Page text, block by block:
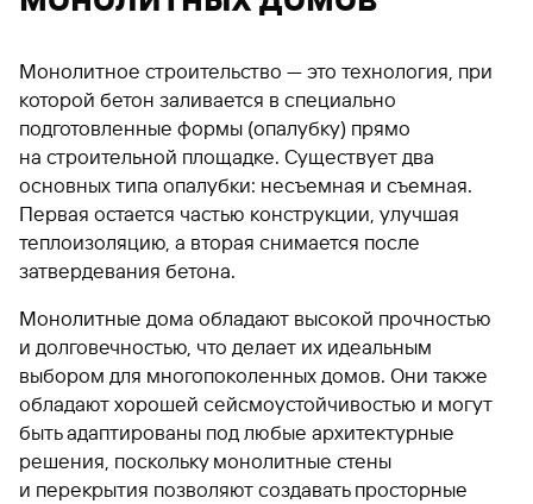
Монолитное строительство — это технология, при
которой бетон заливается в специально
подготовленные формы (опалубку) прямо
на строительной площадке. Существует два
основных типа опалубки: несъемная и съемная.
Первая остается частью конструкции, улучшая
теплоизоляцию, а вторая снимается после
затвердевания бетона.
Монолитные дома обладают высокой прочностью
и долговечностью, что делает их идеальным
выбором для многопоколенных домов. Они также
обладают хорошей сейсмоустойчивостью и могут
быть адаптированы под любые архитектурные
решения, поскольку монолитные стены
и перекрытия позволяют создавать просторные